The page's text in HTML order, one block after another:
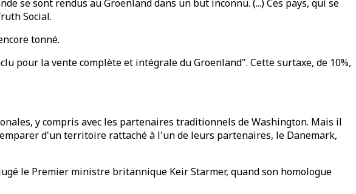
se sont rendus au Groenland dans un but inconnu. (...) Ces pays, qui se
Social.
tonné.
pour la vente complète et intégrale du Groenland". Cette surtaxe, de 10%,
y compris avec les partenaires traditionnels de Washington. Mais il
d'un territoire rattaché à l'un de leurs partenaires, le Danemark,
le Premier ministre britannique Keir Starmer, quand son homologue